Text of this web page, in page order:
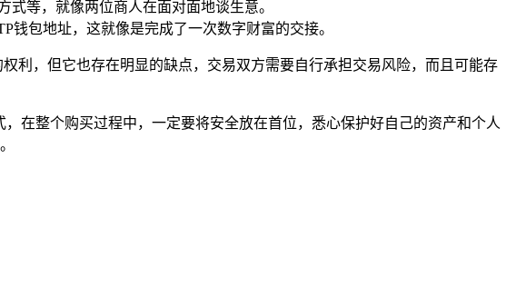
等，就像两位商人在面对面地谈生意。
包地址，这就像是完成了一次数字财富的交接。
利，但它也存在明显的缺点，交易双方需要自行承担交易风险，而且可能存
在整个购买过程中，一定要将安全放在首位，悉心保护好自己的资产和个人